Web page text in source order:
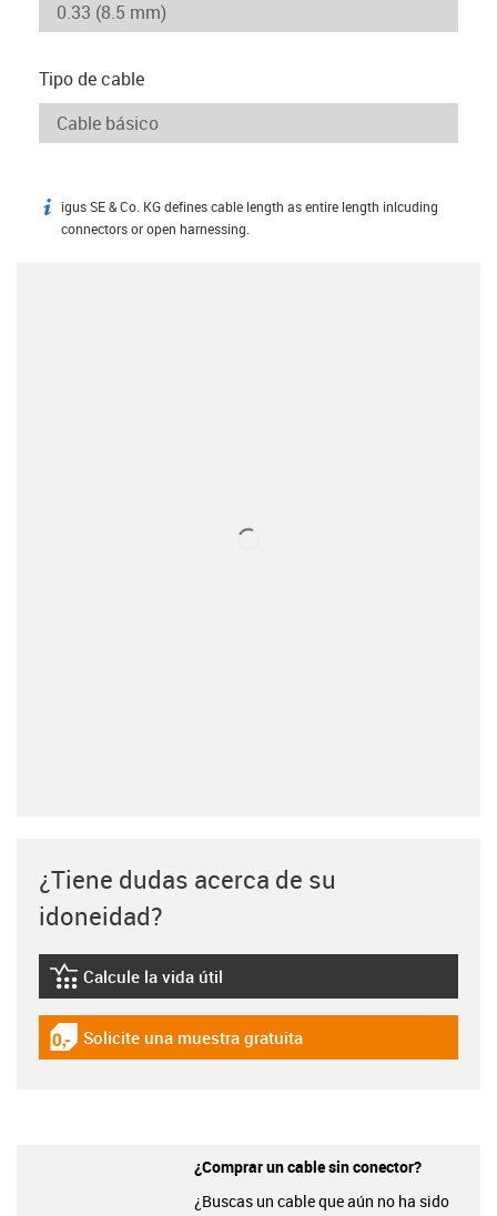
Tipo de cable
igus-icon-info
igus SE & Co. KG defines cable length as entire length inlcuding
connectors or open harnessing.
¿Tiene dudas acerca de su
idoneidad?
igus-icon-lebensdauerrechner
Calcule la vida útil
igus-icon-gratismuster
Solicite una muestra gratuita
¿Comprar un cable sin conector?
¿Buscas un cable que aún no ha sido